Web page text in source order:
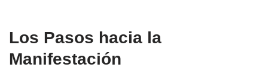
Los Pasos hacia la
Manifestación